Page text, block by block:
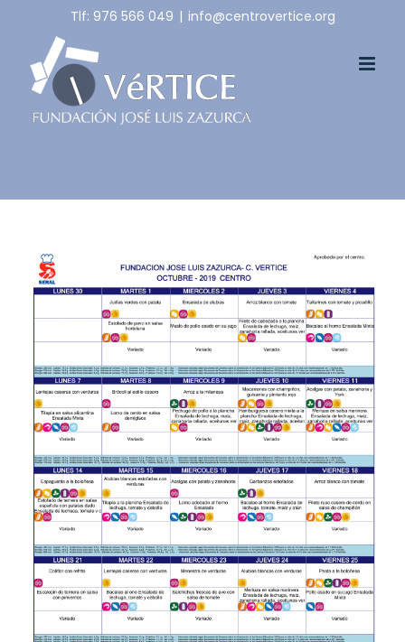
content
Tlf: 976 566 049 | info@centrovertice.org
View
Larger